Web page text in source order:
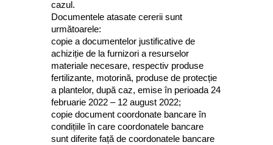
cazul.
Documentele atasate cererii sunt
următoarele:
copie a documentelor justificative de
achiziție de la furnizori a resurselor
materiale necesare, respectiv produse
fertilizante, motorină, produse de protecție
a plantelor, după caz, emise în perioada 24
februarie 2022 – 12 august 2022;
copie document coordonate bancare în
condițiile în care coordonatele bancare
sunt diferite față de coordonatele bancare